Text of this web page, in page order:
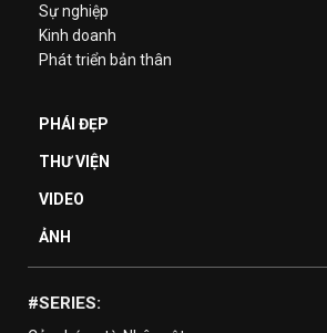
Sự nghiệp
Kinh doanh
Phát triển bản thân
PHÁI ĐẸP
THƯ VIỆN
VIDEO
ẢNH
#SERIES: